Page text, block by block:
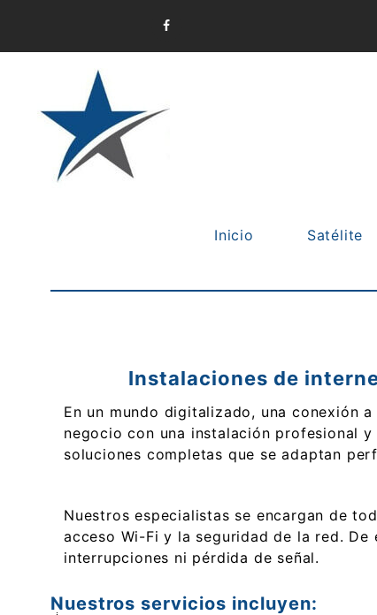
Inicio
Satélite
Instalaciones de
En un mundo digitalizado, una conexión
negocio con una instalación profesional
soluciones completas que se adaptan
Nuestros especialistas se encargan de
acceso Wi-Fi y la seguridad de la red.
interrupciones ni pérdida de señal.
Nuestros servicios incluyen: